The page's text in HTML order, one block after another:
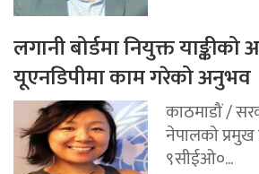
लगानी बोर्डमा नियुक्त
यूएनडिपीमा काम गरेको अनुभव
काठमाडौं /
नेपालको
९सीईओ०...